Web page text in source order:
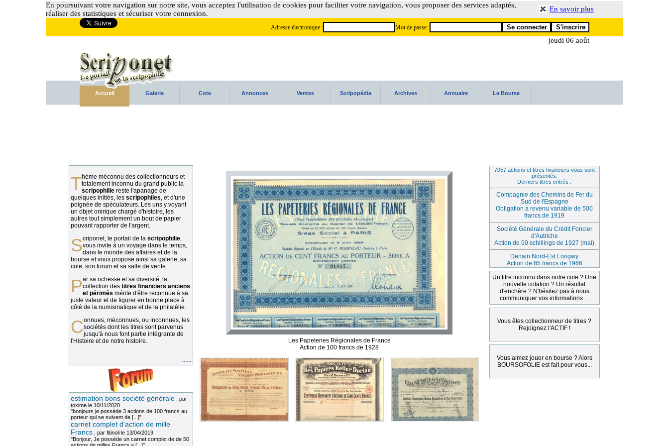
En poursuivant votre navigation sur notre site, vous acceptez l'utilisation de cookies pour faciliter votre navigation, vous proposer des services adaptés,
réaliser des statistiques et sécuriser votre connexion.
En savoir plus
Adresse électronique : Mot de passe :
jeudi 06 août
Accueil Galerie Cote Annonces Ventes Scripopédia Archives Annuaire La Bourse
Thème méconnu des collectionneurs ettotalement inconnu du grand public la
scripophilie reste l'apanage de
quelques initiés, les scripophiles, et d'une
poignée de spéculateurs. Les uns y voyant
un objet onirique chargé d'histoire, les
autres tout simplement un bout de papier
pouvant rapporter de l'argent.
Scriponet, le portail de la scripophilie,
vous invite à un voyage dans le temps,
dans le monde des affaires et de la
bourse et vous propose ainsi sa galerie, sa
cote, son forum et sa salle de vente.
Par sa richesse et sa diversité, lacollection des titres financiers anciens
et périmés mérite d'être reconnue à sa
juste valeur et de figurer en bonne place à
côté de la numismatique et de la philatélie.
Connues, méconnues, ou inconnues, lessociétés dont les titres sont parvenus
jusqu'à nous font partie intégrante de
l'Histoire et de notre histoire.
......
estimation bons société générale , par
toxime le 10/11/2020
"bonjours je possède 3 actions de 100 francs au
porteur qui se suivent de [...]"
carnet complet d'action de mille
Francs , par fitinoli le 13/04/2019
"Bonjour, Je possède un carnet complet de de 50
Les Papeteries Régionales de France
Action de 100 francs de 1928
7057 actions et titres financiers vous sont
présentés.
Derniers titres entrés :
Compagnie des Chemins de Fer du
Sud de l'Espagne
Obligation à revenu variable de 500
francs de 1919
Société Générale du Crédit Foncier
d'Autriche
Action de 50 schillings de 1927 (mai)
Denain Nord-Est Longwy
Action de 85 francs de 1966
Un titre inconnu dans notre cote ? Une
nouvelle cotation ? Un résultat
d'enchère ? N'hésitez pas à nous
communiquer vos informations ...
Vous êtes collectionneur de titres ?
Rejoignez l'ACTIF !
Vous aimez jouer en bourse ? Alors
BOURSOFOLIE est fait pour vous...